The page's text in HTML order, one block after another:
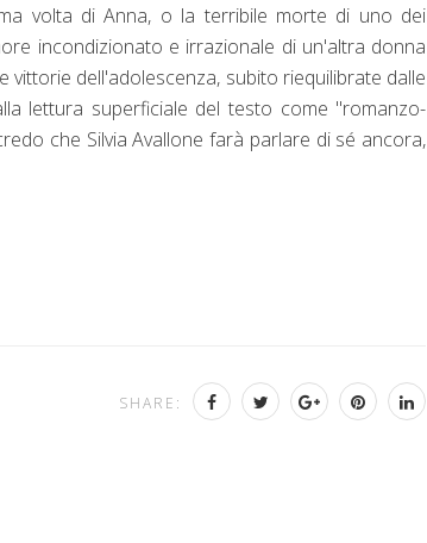
volta di Anna, o la terribile morte di uno dei
incondizionato e irrazionale di un'altra donna
vittorie dell'adolescenza, subito riequilibrate dalle
lettura superficiale del testo come "romanzo-
che Silvia Avallone farà parlare di sé ancora,
SHARE: